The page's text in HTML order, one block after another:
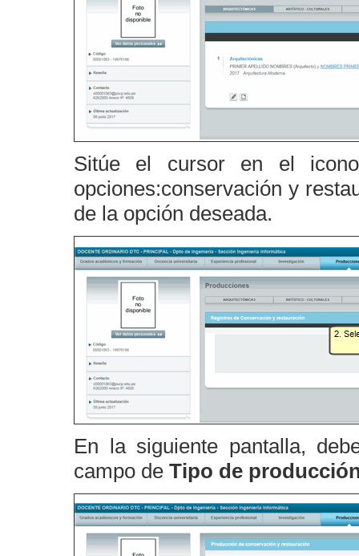
Sitúe el cursor en el
opciones:conservación y
de la opción deseada.
En la siguiente pantalla,
campo de Tipo de